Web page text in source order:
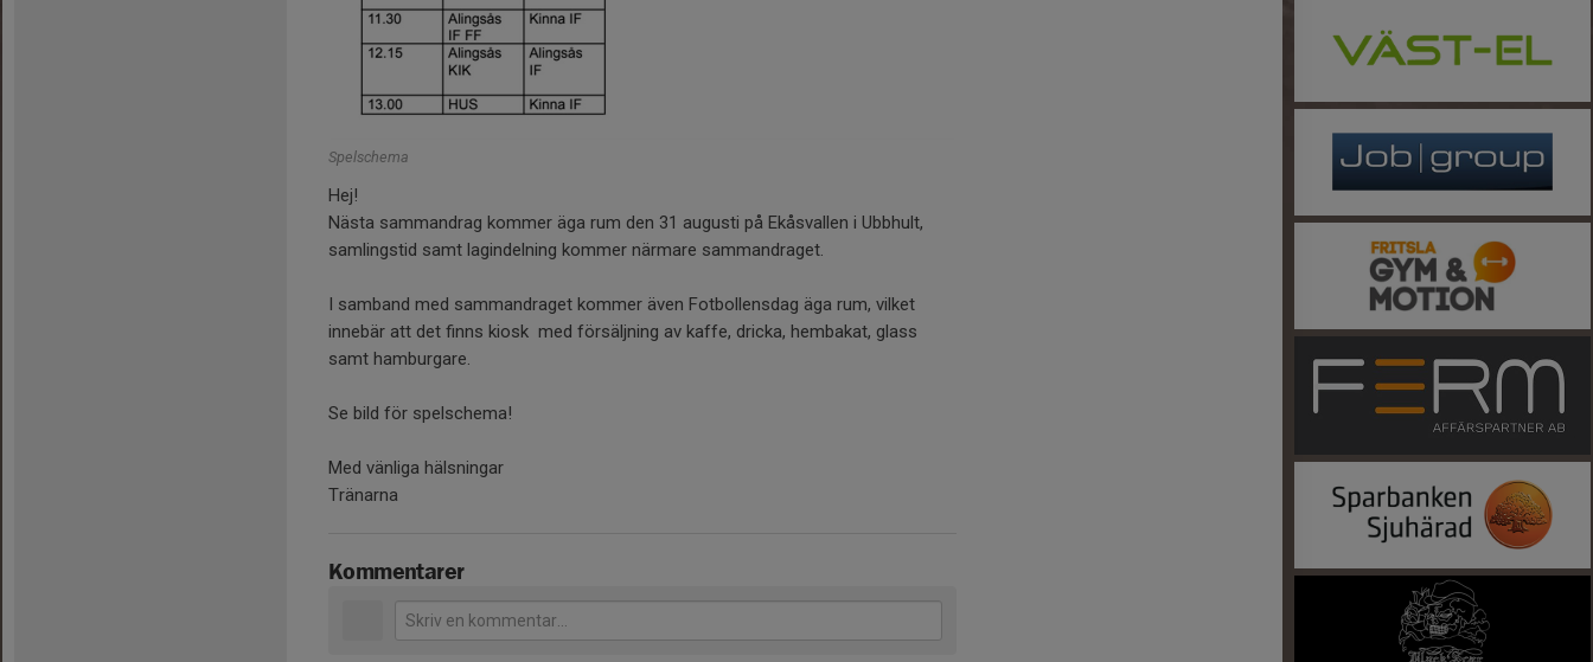
Spelschema
Hej!
Nästa sammandrag kommer äga rum den 31 augusti på Ekåsvallen i Ubbhult,
samlingstid samt lagindelning kommer närmare sammandraget.
I samband med sammandraget kommer även Fotbollensdag äga rum, vilket
innebär att det finns kiosk med försäljning av kaffe, dricka, hembakat, glass
samt hamburgare.
Se bild för spelschema!
Med vänliga hälsningar
Tränarna
Kommentarer